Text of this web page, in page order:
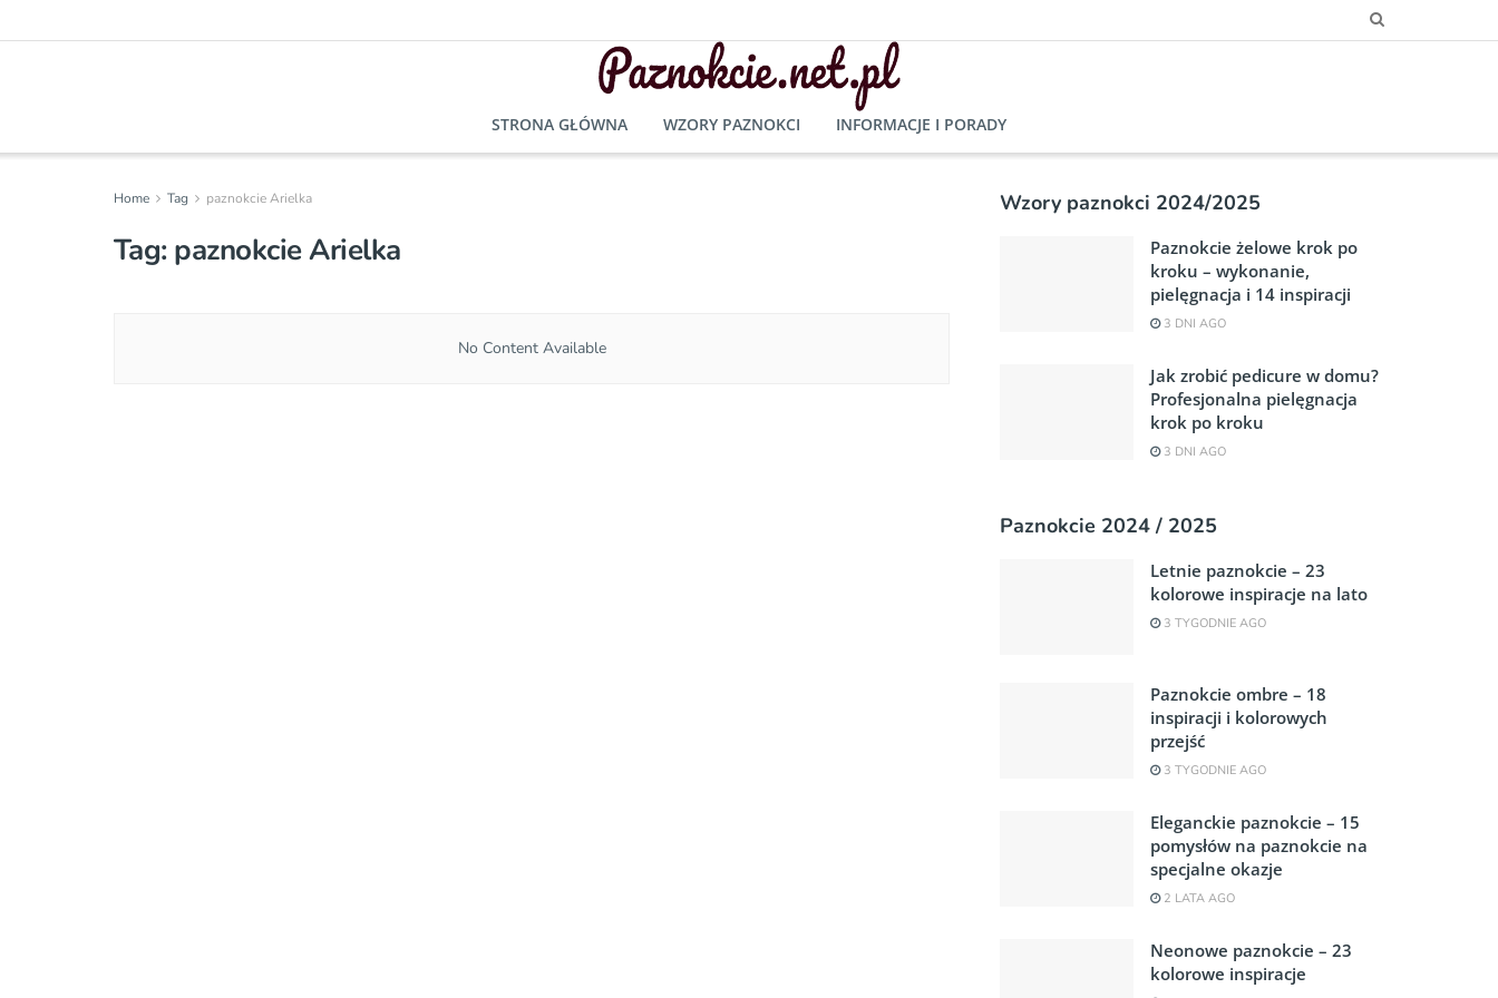
STRONA GŁÓWNA WZORY PAZNOKCI INFORMACJE I PORADY
Home Tag paznokcie Arielka
Tag: paznokcie Arielka
No Content Available
Wzory paznokci 2024/2025
Paznokcie żelowe krok po
kroku – wykonanie,
pielęgnacja i 14 inspiracji
3 DNI AGO
Jak zrobić pedicure w domu?
Profesjonalna pielęgnacja
krok po kroku
3 DNI AGO
Paznokcie 2024 / 2025
Letnie paznokcie – 23
kolorowe inspiracje na lato
3 TYGODNIE AGO
Paznokcie ombre – 18
inspiracji i kolorowych
przejść
3 TYGODNIE AGO
Eleganckie paznokcie – 15
pomysłów na paznokcie na
specjalne okazje
2 LATA AGO
Neonowe paznokcie – 23
kolorowe inspiracje